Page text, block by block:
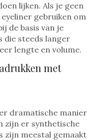
lijken. Als je geen
gebruiken om
de basis van je
die steeds langer
lengte en volume.
met
dramatische manier
zijn er synthetische
zijn meestal gemaakt